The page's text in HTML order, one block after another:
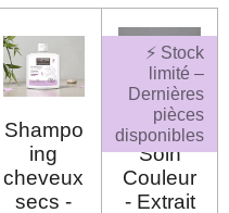
Shampo
ing
cheveux
secs -
⚡ Stock
limité –
Dernières
pièces
disponibles
Masque
Soin
Couleur
- Extrait